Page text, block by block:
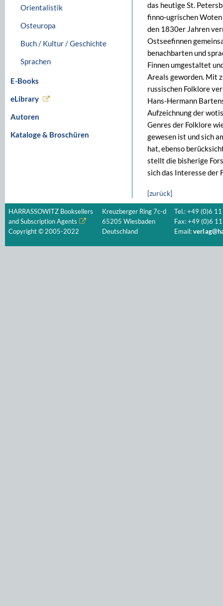
Orientalistik
Osteuropa
Buch / Kultur / Geschichte
Sprachen
E-Books
eLibrary
Autoren
Kataloge & Broschüren
das heutige St.
finno-ugrischen
den 1830er Jahren
Ostseefinnen
benachbarten und
Finnen umgestaltet
Areals geworden. Mit
russischen Folklore
Hans-Hermann
Aufzeichnung der
Genres der Folklore
gewesen ist und sich
hat, ebenso
stellt die bisherige
sich das Interesse der
[zurück]
HARRASSOWITZ Booksellers
and Subscription Agents
Copyright © 2005-2022
Kreuzberger Ring 7c-d
65205 Wiesbaden
Deutschland
Tel.: +49 (0)6
Fax: +49 (0)6
Email: